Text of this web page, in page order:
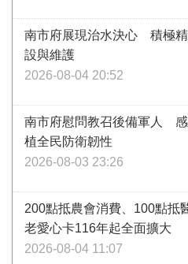
南市府展現治水決心 積極
設與維護
2026-08-04 20:52
南市府慰問教召後備軍人
植全民防衛韌性
2026-08-03 23:26
200點抵農會消費、100點
老愛心卡116年起全面擴大
2026-08-04 11:07